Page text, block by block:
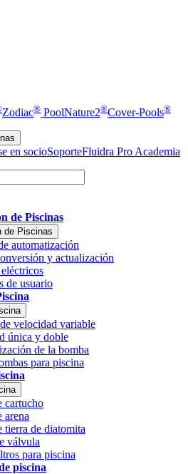
Zodiac® PoolNature2®Cover-Pools®
en socioSoporteFluidra Pro Academia
de Piscinas
de Piscinas
automatización
y actualización
de usuario
velocidad variable
única y doble
de la bomba
para piscina
cartucho
arena
tierra de diatomita
válvula
para piscina
piscina